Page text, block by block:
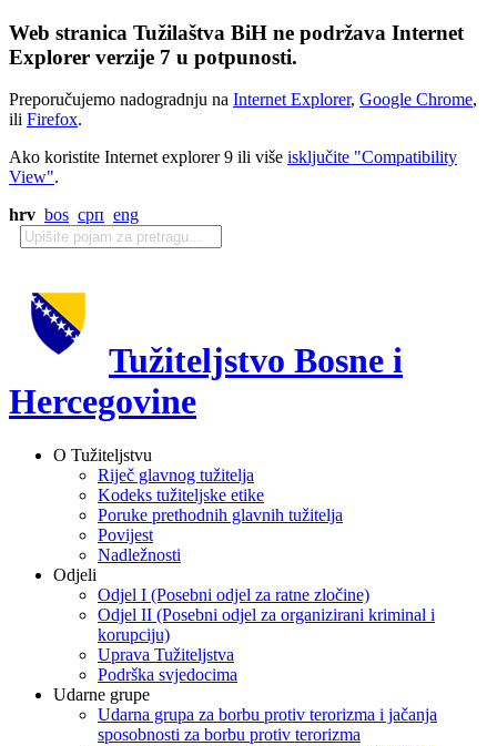
Web stranica Tužilaštva BiH ne podržava Internet
Explorer verzije 7 u potpunosti.
Preporučujemo nadogradnju na Internet Explorer, Google Chrome,
ili Firefox.
Ako koristite Internet explorer 9 ili više isključite "Compatibility
View".
hrv bos срп eng
Tužiteljstvo Bosne i
Hercegovine
O Tužiteljstvu
Riječ glavnog tužitelja
Kodeks tužiteljske etike
Poruke prethodnih glavnih tužitelja
Povijest
Nadležnosti
Odjeli
Odjel I (Posebni odjel za ratne zločine)
Odjel II (Posebni odjel za organizirani kriminal i
korupciju)
Uprava Tužiteljstva
Podrška svjedocima
Udarne grupe
Udarna grupa za borbu protiv terorizma i jačanja
sposobnosti za borbu protiv terorizma